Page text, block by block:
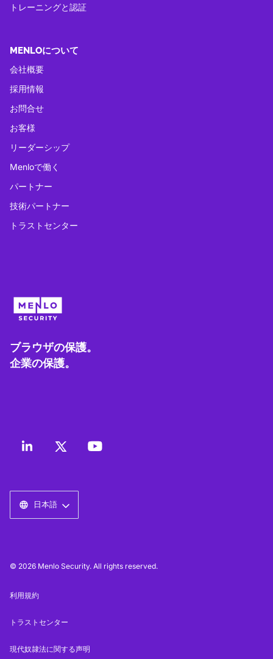
トレーニングと認証
MENLOについて
会社概要
採用情報
お問合せ
お客様
リーダーシップ
Menloで働く
パートナー
技術パートナー
トラストセンター
ブラウザの保護。
企業の保護。
日本語
© 2026 Menlo Security. All rights reserved.
利用規約
トラストセンター
現代奴隷法に関する声明